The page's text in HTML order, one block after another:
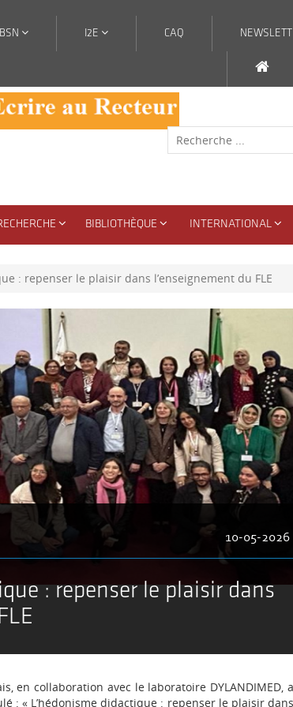
CAQ
I2E
BSN
BIBLIOTHÈQUE INTERNATIONAL
: repenser le plaisir dans l’enseignement du FLE
10-05-2026
: repenser le plaisir dans
en collaboration avec le laboratoire DYLANDIMED, a
: « L’hédonisme didactique : repenser le plaisir dans